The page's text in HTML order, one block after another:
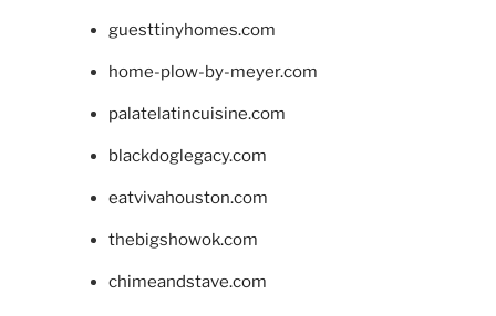
guesttinyhomes.com
home-plow-by-meyer.com
palatelatincuisine.com
blackdoglegacy.com
eatvivahouston.com
thebigshowok.com
chimeandstave.com